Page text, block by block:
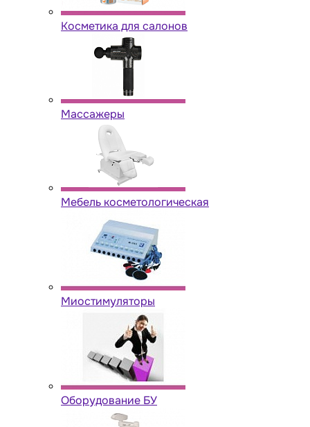
Косметика для салонов
Массажеры
Мебель косметологическая
Миостимуляторы
Оборудование БУ